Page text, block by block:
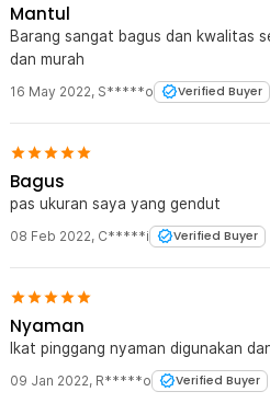
Mantul
Barang sangat bagus dan kwalitas
dan murah
16 May 2022, S*****o Verified Buyer
Bagus
pas ukuran saya yang gendut
08 Feb 2022, C*****i Verified Buyer
Nyaman
Ikat pinggang nyaman digunakan
09 Jan 2022, R*****o Verified Buyer